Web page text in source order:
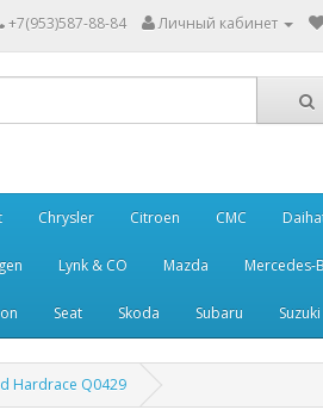
+7(953)587-88-84 Личный кабинет
Chrysler Citroen CMC
Lynk & CO Mazda Mercedes-
Seat Skoda Subaru Suzuki
Hardrace Q0429